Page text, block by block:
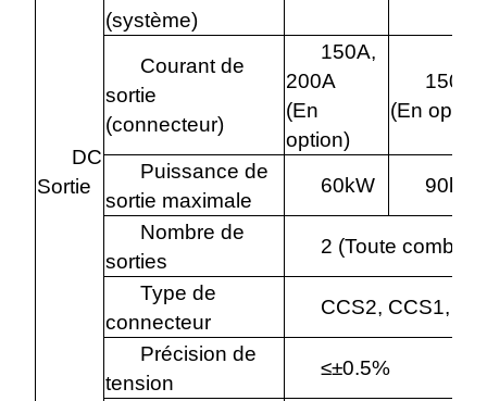
DC
Sortie
(système)
Courant de
sortie
(connecteur)
150A,
200A
(En
option)
150A,
(En
Puissance de
sortie maximale
60kW 90kW
Nombre de
sorties
2 (Toute
Type de
connecteur
CCS2, CCS1,
Précision de
tension
≤±0.5%